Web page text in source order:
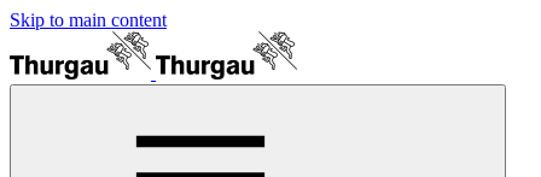
Skip to main content